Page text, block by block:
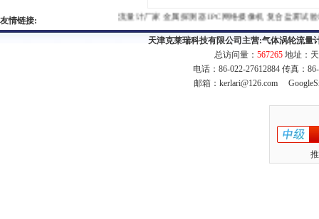
友情链接: 流量计厂家金属探测器IPC网络摄像机复合盐雾试验
天津克莱瑞科技有限公司主营:气体涡轮流量
总访问量： 567265 地址：
电话：86-022-27612884 传真：
邮箱： kerlari@126.com